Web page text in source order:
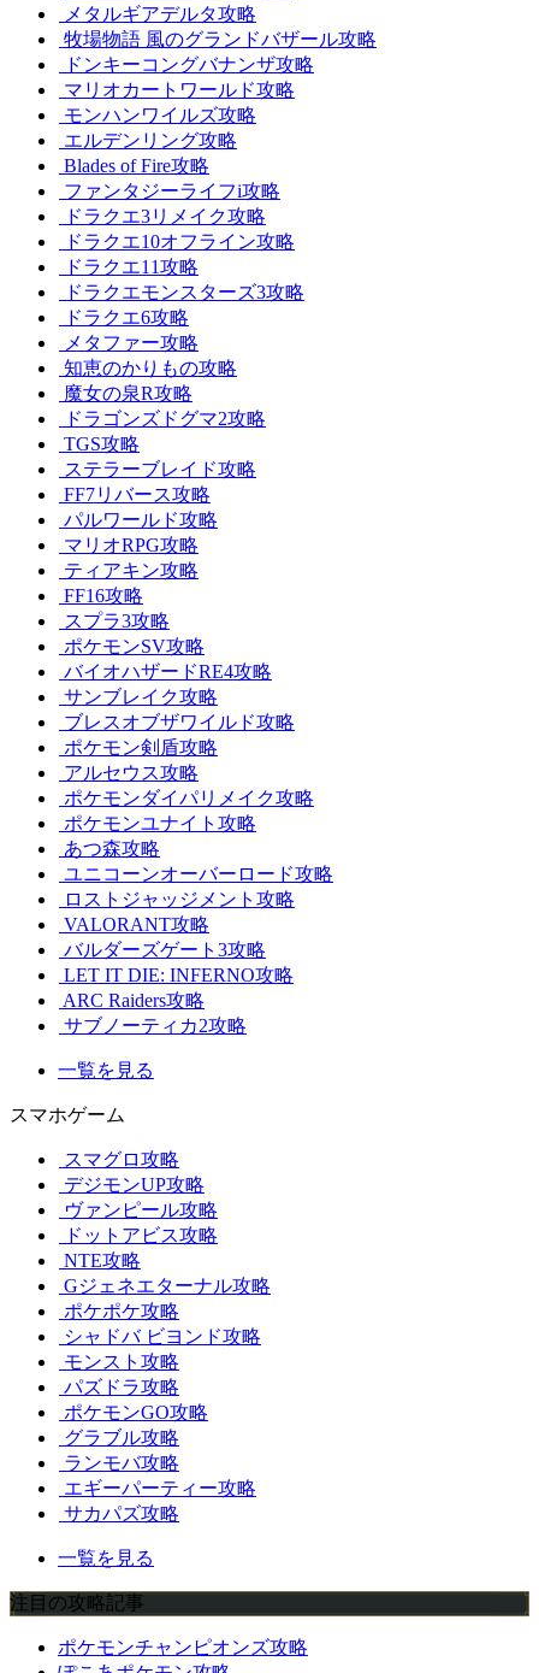
メタルギアデルタ攻略
牧場物語 風のグランドバザール攻略
ドンキーコングバナンザ攻略
マリオカートワールド攻略
モンハンワイルズ攻略
エルデンリング攻略
Blades of Fire攻略
ファンタジーライフi攻略
ドラクエ3リメイク攻略
ドラクエ10オフライン攻略
ドラクエ11攻略
ドラクエモンスターズ3攻略
ドラクエ6攻略
メタファー攻略
知恵のかりもの攻略
魔女の泉R攻略
ドラゴンズドグマ2攻略
TGS攻略
ステラーブレイド攻略
FF7リバース攻略
パルワールド攻略
マリオRPG攻略
ティアキン攻略
FF16攻略
スプラ3攻略
ポケモンSV攻略
バイオハザードRE4攻略
サンブレイク攻略
ブレスオブザワイルド攻略
ポケモン剣盾攻略
アルセウス攻略
ポケモンダイパリメイク攻略
ポケモンユナイト攻略
あつ森攻略
ユニコーンオーバーロード攻略
ロストジャッジメント攻略
VALORANT攻略
バルダーズゲート3攻略
LET IT DIE: INFERNO攻略
ARC Raiders攻略
サブノーティカ2攻略
一覧を見る
スマホゲーム
スマグロ攻略
デジモンUP攻略
ヴァンピール攻略
ドットアビス攻略
NTE攻略
Gジェネエターナル攻略
ポケポケ攻略
シャドバ ビヨンド攻略
モンスト攻略
パズドラ攻略
ポケモンGO攻略
グラブル攻略
ランモバ攻略
エギーパーティー攻略
サカパズ攻略
一覧を見る
注目の攻略記事
ポケモンチャンピオンズ攻略